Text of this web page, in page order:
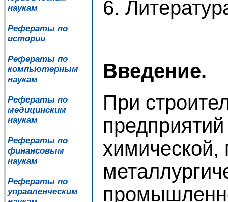
наукам
Рефераты по
истории
Рефераты по
компьютерным
наукам
Рефераты по
медицинским
наукам
Рефераты по
финансовым
наукам
Рефераты по
управленческим
6.
Введение.
При